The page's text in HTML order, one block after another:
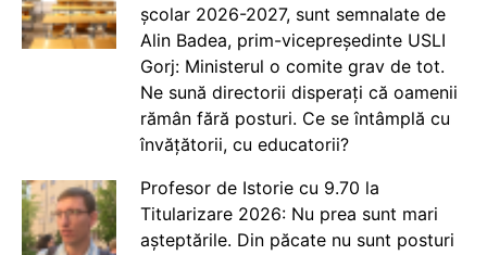
școlar 2026-2027, sunt semnalate de
Alin Badea, prim-vicepreședinte USLI
Gorj: Ministerul o comite grav de tot.
Ne sună directorii disperați că oamenii
rămân fără posturi. Ce se întâmplă cu
învățătorii, cu educatorii?
Profesor de Istorie cu 9.70 la
Titularizare 2026: Nu prea sunt mari
așteptările. Din păcate nu sunt posturi